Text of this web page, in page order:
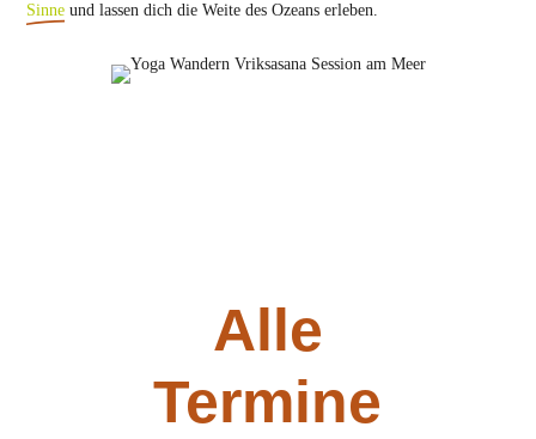
Sinne und lassen dich die Weite des Ozeans erleben.
Alle
Termine